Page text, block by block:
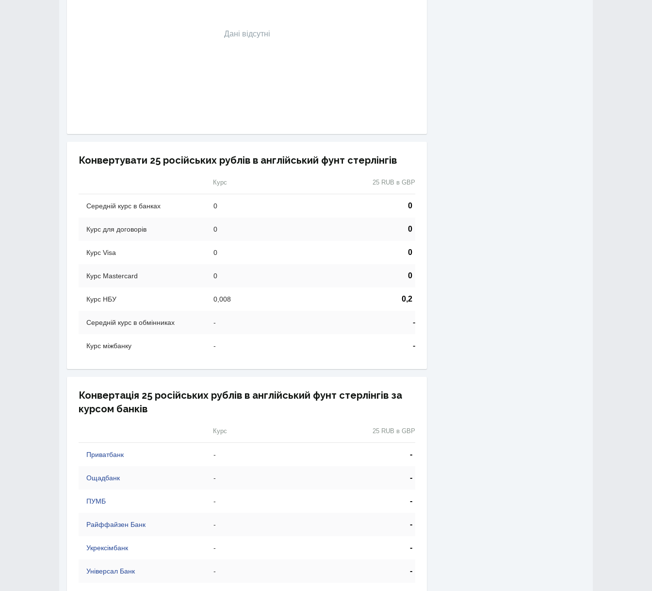
Дані відсутні
Конвертувати 25 російських рублів в англійський фунт стерлінгів
Курс 25 RUB в GBP
Середній курс в банках 0 0
Курс для договорів 0 0
Курс Visa 0 0
Курс Mastercard 0 0
Курс НБУ 0,008 0,2
Середній курс в обмінниках - -
Курс міжбанку - -
Конвертація 25 російських рублів в англійський фунт стерлінгів за
курсом банків
Курс 25 RUB в GBP
Приватбанк - -
Ощадбанк - -
ПУМБ - -
Райффайзен Банк - -
Укрексімбанк - -
Універсал Банк - -